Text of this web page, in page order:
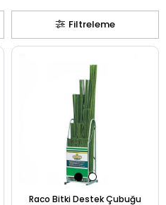
Filtreleme
Raco Bitki Destek Çubuğu